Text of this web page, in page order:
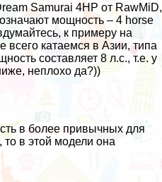
Samurai 4HP от RawMiD,
мощность – 4 horse
к примеру на
всего катаемся в Азии, типа
составляет 8 л.с., т.е. у
неплохо да?))
в более привычных для
то в этой модели она